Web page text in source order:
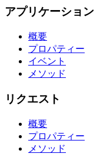
アプリケーション
概要
プロパティー
イベント
メソッド
リクエスト
概要
プロパティー
メソッド